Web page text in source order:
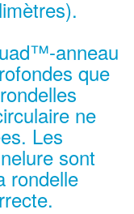
anneau
que
ne
Les
sont
rondelle